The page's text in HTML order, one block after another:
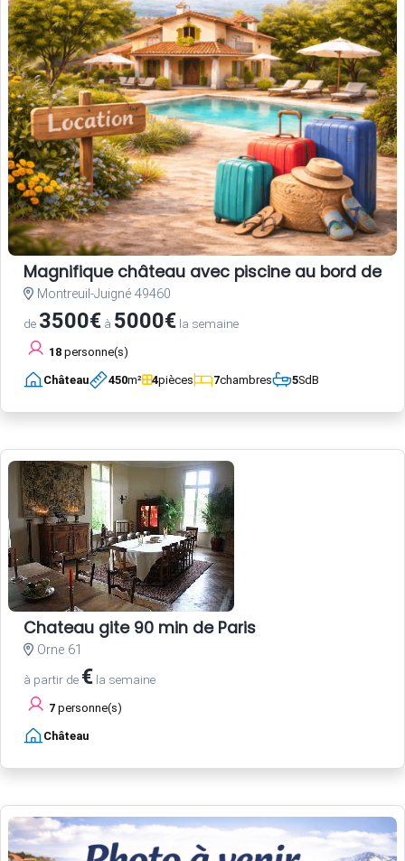
Magnifique château avec piscine au bord de la
Montreuil-Juigné 49460
de 3500€ à 5000€ la semaine
18 personne(s)
Château 450m² 4pièces 7chambres 5SdB
Chateau gite 90 min de Paris
Orne 61
à partir de € la semaine
7 personne(s)
Château